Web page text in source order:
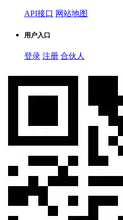
API接口 网站地图
用户入口
登录 注册 合伙人